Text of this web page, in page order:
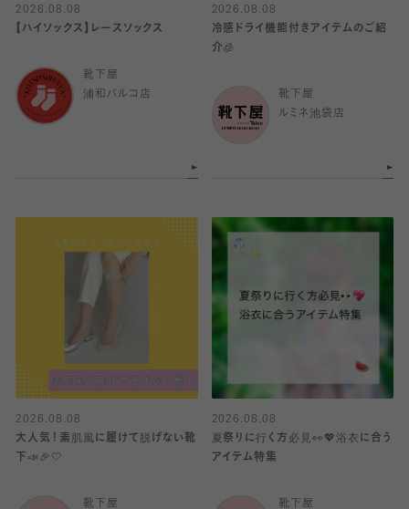
2026.08.08
【ハイソックス】レースソックス
靴下屋
浦和パルコ店
2026.08.08
冷感ドライ機能付きアイテムのご紹
介🧊
靴下屋
ルミネ池袋店
2026.08.08
大人気！素肌風に履けて脱げない靴
下📣🎉🤍
靴下屋
2026.08.08
夏祭りに行く方必見👀💖浴衣に合う
アイテム特集
靴下屋